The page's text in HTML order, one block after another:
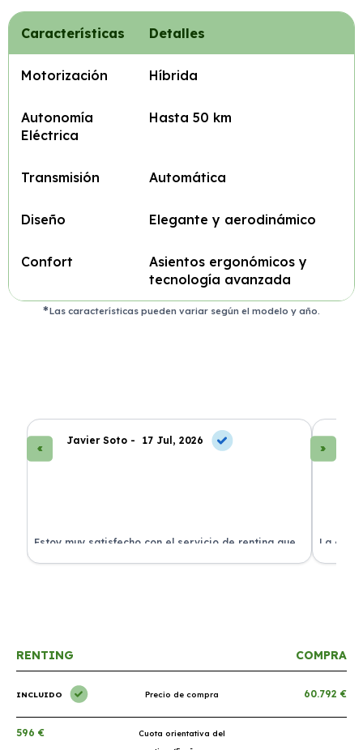
Características Detalles
Motorización Híbrida
Autonomía
Eléctrica
Hasta 50 km
Transmisión Automática
Diseño Elegante y aerodinámico
Confort
Asientos ergonómicos y
tecnología avanzada
Las características pueden variar según el modelo y año.
Javier Soto - 17 Jul, 2026
Estoy muy satisfecho con el servicio de renting que
he contratado. ¡Todo incluido y sin complicaciones!
La
en
RENTING COMPRA
INCLUIDO Precio de compra 60.792 €
596 €
Cuota orientativa del